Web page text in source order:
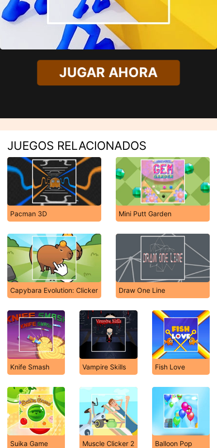
JUGAR AHORA
JUEGOS RELACIONADOS
Pacman 3D Mini Putt Garden
Capybara Evolution: Clicker Draw One Line
Knife Smash Vampire Skills Fish Love
Suika Game Muscle Clicker 2 Balloon Pop